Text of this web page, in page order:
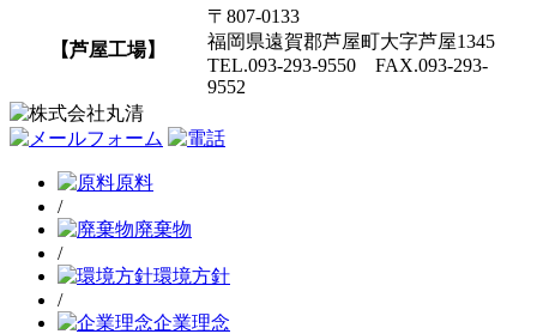
【芦屋工場】
〒807-0133
福岡県遠賀郡芦屋町大字芦屋1345
TEL.093-293-9550 FAX.093-293-
9552
原料
/
廃棄物
/
環境方針
/
企業理念